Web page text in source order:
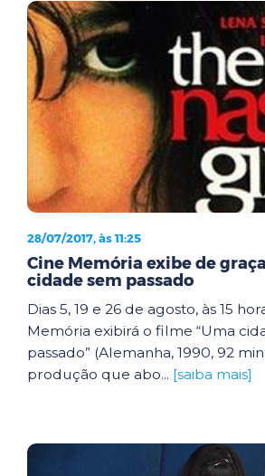
28/07/2017, às 11:25
Cine Memória exibe de
cidade sem passado
Dias 5, 19 e 26 de agosto, às 15
Memória exibirá o filme “Uma
passado” (Alemanha, 1990, 92
produção que abo... [saiba mais]